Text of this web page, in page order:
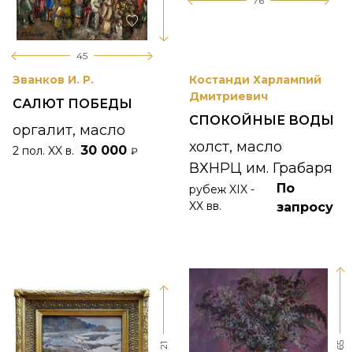
45
Званков И. Р.
САЛЮТ ПОБЕДЫ
оргалит, масло
2 пол. XX в. 30 000 ₽
Костанди Харлампий
Дмитриевич
СПОКОЙНЫЕ ВОДЫ
холст, масло
ВХНРЦ им. Грабаря
рубеж XIX -
XX вв.
По
запросу
21 65